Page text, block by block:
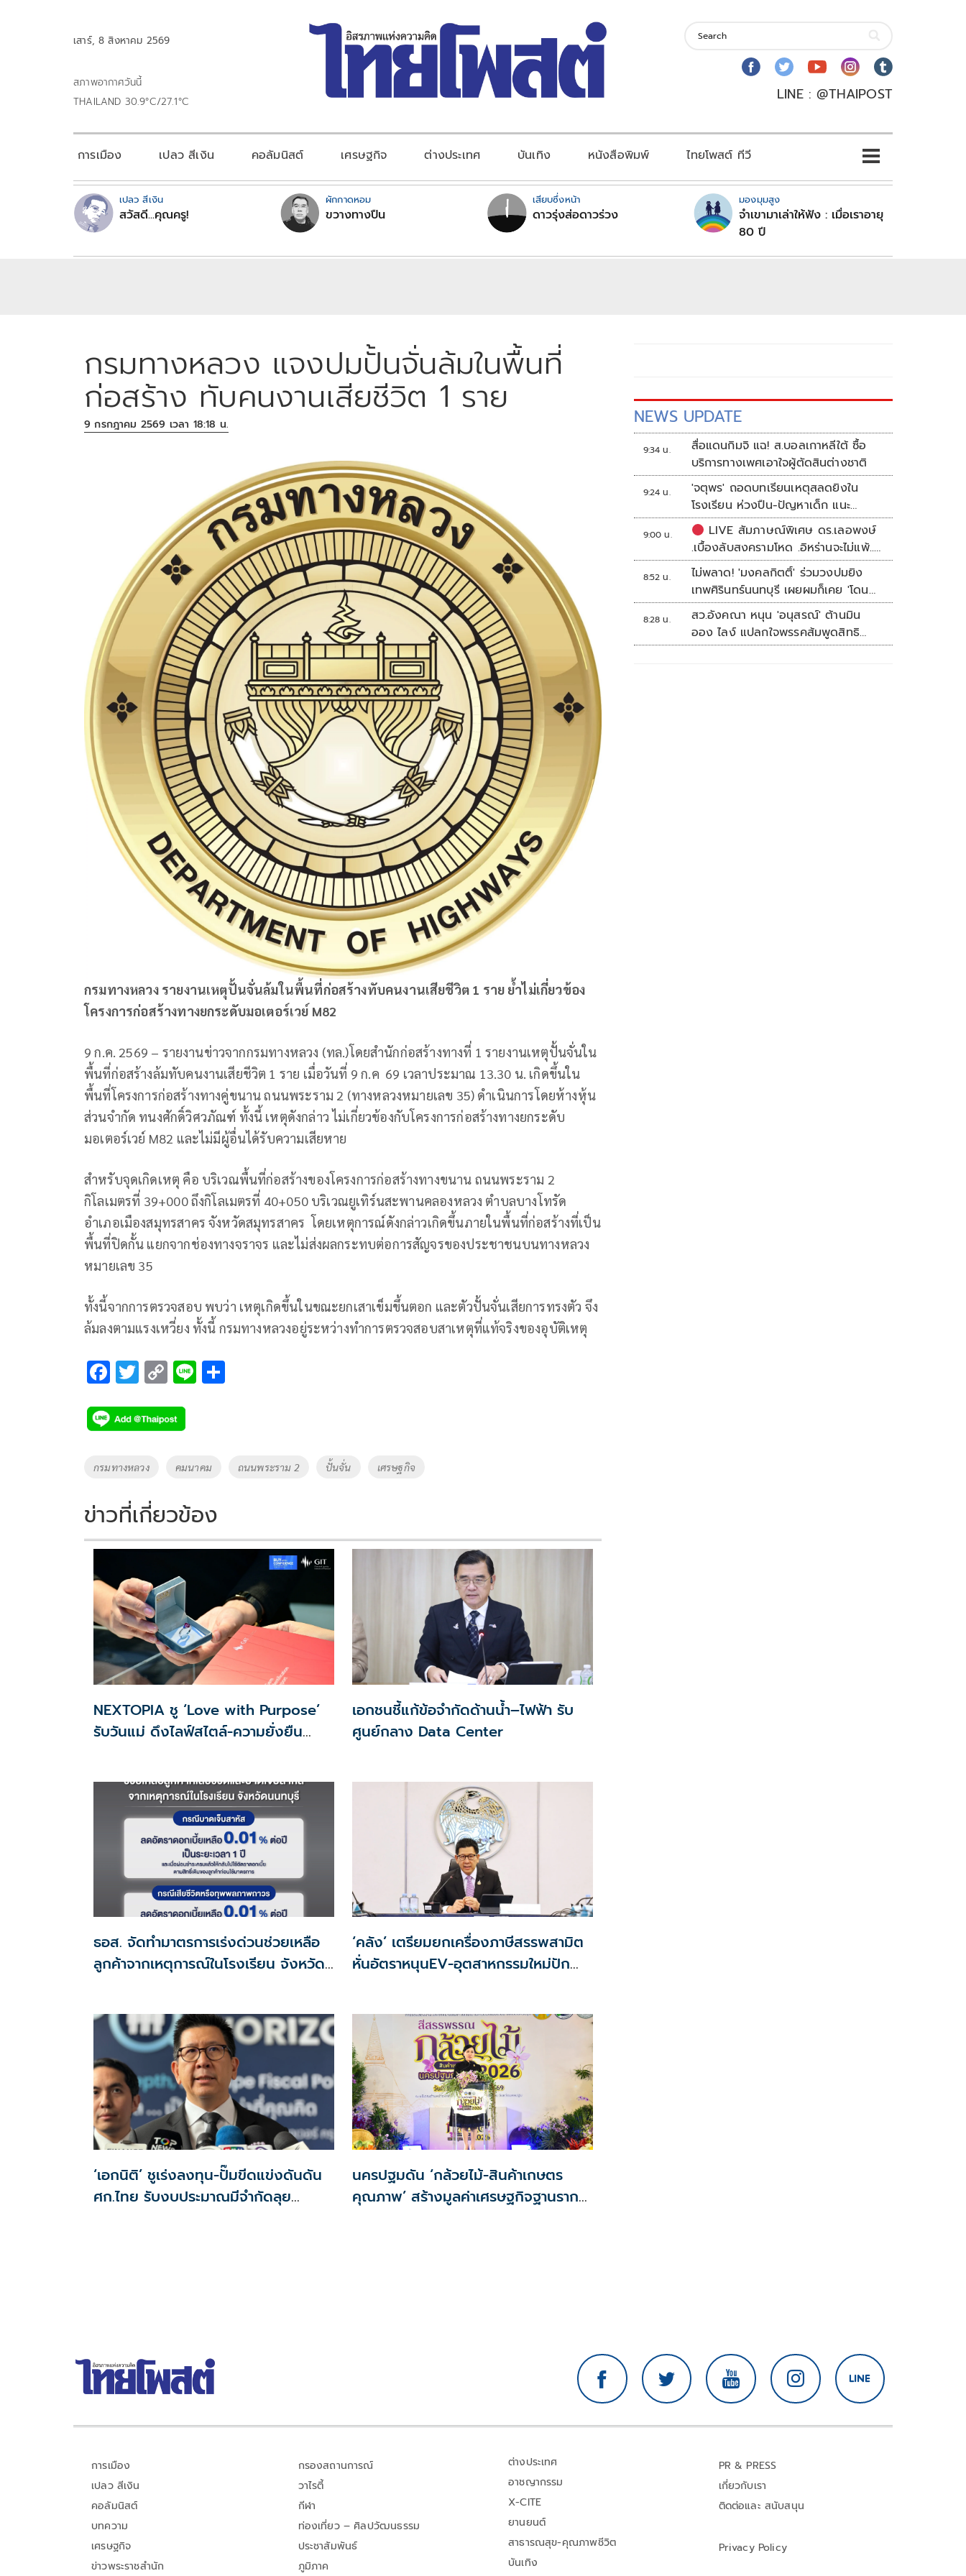
เสาร์, 8 สิงหาคม 2569
สภาพอากาศวันนี้
THAILAND 30.9°C/27.1°C
LINE : @THAIPOST
การเมือง เปลว สีเงิน คอลัมนิสต์ เศรษฐกิจ ต่างประเทศ บันเทิง หนังสือพิมพ์ ไทยโพสต์ ทีวี
เปลว สีเงิน
สวัสดี...คุณครู!
ผักกาดหอม
ขวางทางปืน
เสียบซึ่งหน้า
ดาวรุ่งส่อดาวร่วง
มองมุมสูง
จำเขามาเล่าให้ฟัง : เมื่อเราอายุ
80 ปี
กรมทางหลวง แจงปมปั้นจั่นล้มในพื้นที่
ก่อสร้าง ทับคนงานเสียชีวิต 1 ราย
9 กรกฎาคม 2569 เวลา 18:18 น.
กรมทางหลวง รายงานเหตุปั้นจั่นล้มในพื้นที่ก่อสร้างทับคนงานเสียชีวิต 1 ราย ย้ำไม่เกี่ยวข้อง
โครงการก่อสร้างทางยกระดับมอเตอร์เวย์ M82
9 ก.ค. 2569 – รายงานข่าวจากกรมทางหลวง (ทล.)โดยสำนักก่อสร้างทางที่ 1 รายงานเหตุปั้นจั่นใน
พื้นที่ก่อสร้างล้มทับคนงานเสียชีวิต 1 ราย เมื่อวันที่ 9 ก.ค 69 เวลาประมาณ 13.30 น. เกิดขึ้นใน
พื้นที่โครงการก่อสร้างทางคู่ขนาน ถนนพระราม 2 (ทางหลวงหมายเลข 35) ดำเนินการโดยห้างหุ้น
ส่วนจำกัด ทนงศักดิ์วิศวภัณฑ์ ทั้งนี้ เหตุดังกล่าว ไม่เกี่ยวข้องกับโครงการก่อสร้างทางยกระดับ
มอเตอร์เวย์ M82 และไม่มีผู้อื่นได้รับความเสียหาย
สำหรับจุดเกิดเหตุ คือ บริเวณพื้นที่ก่อสร้างของโครงการก่อสร้างทางขนาน ถนนพระราม 2
กิโลเมตรที่ 39+000 ถึงกิโลเมตรที่ 40+050 บริเวณยูเทิร์นสะพานคลองหลวง ตำบลบางโทรัด
อำเภอเมืองสมุทรสาคร จังหวัดสมุทรสาคร โดยเหตุการณ์ดังกล่าวเกิดขึ้นภายในพื้นที่ก่อสร้างที่เป็น
พื้นที่ปิดกั้น แยกจากช่องทางจราจร และไม่ส่งผลกระทบต่อการสัญจรของประชาชนบนทางหลวง
หมายเลข 35
ทั้งนี้จากการตรวจสอบ พบว่า เหตุเกิดขึ้นในขณะยกเสาเข็มขึ้นตอก และตัวปั้นจั่นเสียการทรงตัว จึง
ล้มลงตามแรงเหวี่ยง ทั้งนี้ กรมทางหลวงอยู่ระหว่างทำการตรวจสอบสาเหตุที่แท้จริงของอุบัติเหตุ
F
e
b
o
k
T
tt
er
C
p
y
Li
k
Li
Tags
กรมทางหลวง คมนาคม ถนนพระราม 2 ปั้นจั่น เศรษฐกิจ
ข่าวที่เกี่ยวข้อง
NEXTOPIA ชู ‘Love with Purpose’
รับวันแม่ ดึงไลฟ์สไตล์-ความยั่งยืน
เอกชนชี้แก้ข้อจำกัดด้านน้ำ–ไฟฟ้า รับ
ศูนย์กลาง Data Center
ธอส. จัดทำมาตรการเร่งด่วนช่วยเหลือ
ลูกค้าจากเหตุการณ์ในโรงเรียน จังหวัด
สัญญา
‘คลัง’ เตรียมยกเครื่องภาษีสรรพสามิต
หั่นอัตราหนุนEV-อุตสาหกรรมใหม่ปัก
‘เอกนิติ’ ชูเร่งลงทุน-ปั๊มขีดแข่งดันดัน
ศก.ไทย รับงบประมาณมีจำกัดลุย
นครปฐมดัน ‘กล้วยไม้-สินค้าเกษตร
คุณภาพ’ สร้างมูลค่าเศรษฐกิจฐานราก
NEWS UPDATE
9:34 น.
สื่อแดนกิมจิ แฉ! ส.บอลเกาหลีใต้ ซื้อ
บริการทางเพศเอาใจผู้ตัดสินต่างชาติ
9:24 น.
'จตุพร' ถอดบทเรียนเหตุสลดยิงใน
โรงเรียน ห่วงปืน-ปัญหาเด็ก แนะ
ศธ.เร่งอุดช่องโหว่
9:00 น.
LIVE สัมภาษณ์พิเศษ ดร.เลอพงษ์
.เบื้องลับสงครามโหด .อิหร่านจะไม่แพ้..
.ระเบียบโลกใหม่ในตะวันออกกลาง…. |
อิสรภาพแห่งความคิด กับ..สำราญ รอด
เพชร
8:52 น.
ไม่พลาด! 'มงคลกิตติ์' ร่วมวงปมยิง
เทพศิรินทร์นนทบุรี เผยผมก็เคย 'โดน
เล่น'
8:28 น.
สว.อังคณา หนุน 'อนุสรณ์' ต้านมิน
ออง ไลง์ แปลกใจพรรคส้มพูดสิทธิ
มนุษยชนแต่กลับเงียบ
การเมือง
เปลว สีเงิน
คอลัมนิสต์
บทความ
เศรษฐกิจ
ข่าวพระราชสำนัก
กรองสถานการณ์
วาไรตี้
กีฬา
ท่องเที่ยว – ศิลปวัฒนธรรม
ประชาสัมพันธ์
ภูมิภาค
ต่างประเทศ
อาชญากรรม
X-CITE
ยานยนต์
สาธารณสุข-คุณภาพชีวิต
บันเทิง
PR & PRESS
เกี่ยวกับเรา
ติดต่อและ สนับสนุน
Privacy Policy